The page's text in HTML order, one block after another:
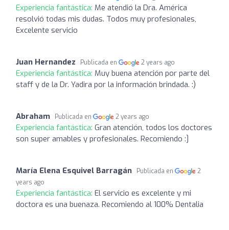
Experiencia fantástica: Me atendió la Dra. América
resolvió todas mis dudas. Todos muy profesionales,
Excelente servicio
Juan Hernandez Publicada en 2 years ago
Experiencia fantástica: Muy buena atención por parte del
staff y de la Dr. Yadira por la información brindada. :)
Abraham Publicada en 2 years ago
Experiencia fantástica: Gran atención, todos los doctores
son super amables y profesionales. Recomiendo :]
María Elena Esquivel Barragán Publicada en
2
years ago
Experiencia fantástica: El servicio es excelente y mi
doctora es una buenaza. Recomiendo al 100% Dentalia